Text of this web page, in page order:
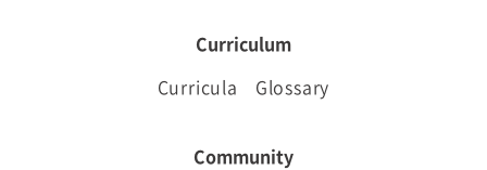
Curriculum
Curricula
Glossary
Community